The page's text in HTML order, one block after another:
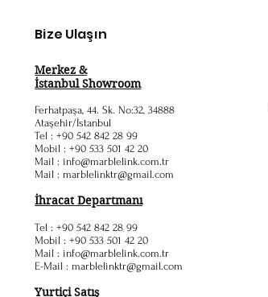
Bize Ulaşın
Merkez &
İstanbul Showroom
Ferhatpaşa, 44. Sk. No:32, 34888
Ataşehir/İstanbul
Tel : +90 542 842 28 99
Mobil : +90 533 501 42 20
Mail : info@marblelink.com.tr
Mail : marblelinktr@gmail.com
İhracat Departmanı
Tel : +90 542 842 28 99
Mobil : +90 533 501 42 20
Mail : info@marblelink.com.tr
E-Mail : marblelinktr@gmail.com
Yurtiçi Satış